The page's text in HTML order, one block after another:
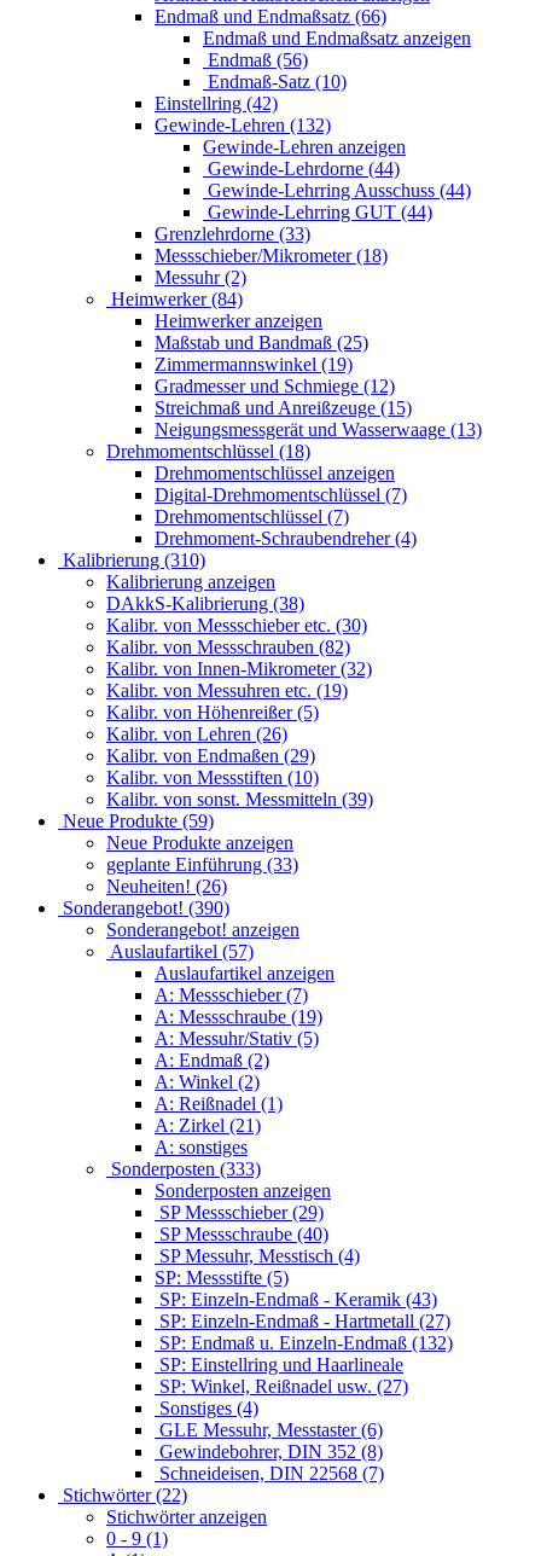
Endmaß und Endmaßsatz (66)
Endmaß und Endmaßsatz anzeigen
Endmaß (56)
Endmaß-Satz (10)
Einstellring (42)
Gewinde-Lehren (132)
Gewinde-Lehren anzeigen
Gewinde-Lehrdorne (44)
Gewinde-Lehrring Ausschuss (44)
Gewinde-Lehrring GUT (44)
Grenzlehrdorne (33)
Messschieber/Mikrometer (18)
Messuhr (2)
Heimwerker (84)
Heimwerker anzeigen
Maßstab und Bandmaß (25)
Zimmermannswinkel (19)
Gradmesser und Schmiege (12)
Streichmaß und Anreißzeuge (15)
Neigungsmessgerät und Wasserwaage (13)
Drehmomentschlüssel (18)
Drehmomentschlüssel anzeigen
Digital-Drehmomentschlüssel (7)
Drehmomentschlüssel (7)
Drehmoment-Schraubendreher (4)
Kalibrierung (310)
Kalibrierung anzeigen
DAkkS-Kalibrierung (38)
Kalibr. von Messschieber etc. (30)
Kalibr. von Messschrauben (82)
Kalibr. von Innen-Mikrometer (32)
Kalibr. von Messuhren etc. (19)
Kalibr. von Höhenreißer (5)
Kalibr. von Lehren (26)
Kalibr. von Endmaßen (29)
Kalibr. von Messstiften (10)
Kalibr. von sonst. Messmitteln (39)
Neue Produkte (59)
Neue Produkte anzeigen
geplante Einführung (33)
Neuheiten! (26)
Sonderangebot! (390)
Sonderangebot! anzeigen
Auslaufartikel (57)
Auslaufartikel anzeigen
A: Messschieber (7)
A: Messschraube (19)
A: Messuhr/Stativ (5)
A: Endmaß (2)
A: Winkel (2)
A: Reißnadel (1)
A: Zirkel (21)
A: sonstiges
Sonderposten (333)
Sonderposten anzeigen
SP Messschieber (29)
SP Messschraube (40)
SP Messuhr, Messtisch (4)
SP: Messstifte (5)
SP: Einzeln-Endmaß - Keramik (43)
SP: Einzeln-Endmaß - Hartmetall (27)
SP: Endmaß u. Einzeln-Endmaß (132)
SP: Einstellring und Haarlineale
SP: Winkel, Reißnadel usw. (27)
Sonstiges (4)
GLE Messuhr, Messtaster (6)
Gewindebohrer, DIN 352 (8)
Schneideisen, DIN 22568 (7)
Stichwörter (22)
Stichwörter anzeigen
0 - 9 (1)